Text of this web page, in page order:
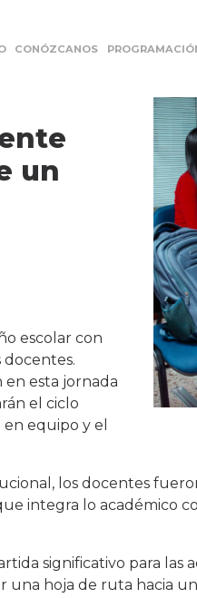
CONÓZCANOS
un
escolar con
en esta jornada
el ciclo
equipo y el
los docentes
integra lo académico
significativo para las
hoja de ruta hacia